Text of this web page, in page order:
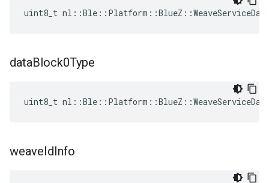
uint8_t
dataBlock0Type
uint8_t
weaveIdInfo